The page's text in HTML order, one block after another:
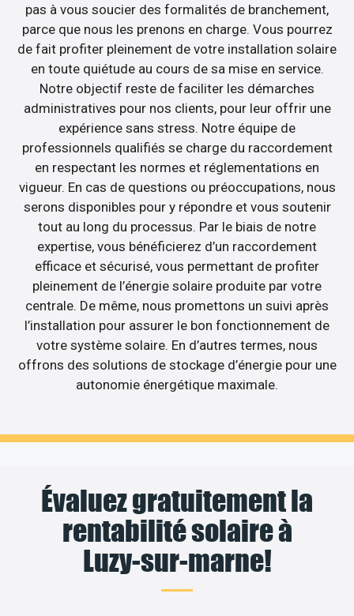
pas à vous soucier des formalités de branchement,
parce que nous les prenons en charge. Vous pourrez
de fait profiter pleinement de votre installation solaire
en toute quiétude au cours de sa mise en service.
Notre objectif reste de faciliter les démarches
administratives pour nos clients, pour leur offrir une
expérience sans stress. Notre équipe de
professionnels qualifiés se charge du raccordement
en respectant les normes et réglementations en
vigueur. En cas de questions ou préoccupations, nous
serons disponibles pour y répondre et vous soutenir
tout au long du processus. Par le biais de notre
expertise, vous bénéficierez d’un raccordement
efficace et sécurisé, vous permettant de profiter
pleinement de l’énergie solaire produite par votre
centrale. De même, nous promettons un suivi après
l’installation pour assurer le bon fonctionnement de
votre système solaire. En d’autres termes, nous
offrons des solutions de stockage d’énergie pour une
autonomie énergétique maximale.
Évaluez gratuitement la
rentabilité solaire à
Luzy-sur-marne!